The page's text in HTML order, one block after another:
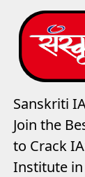
Sanskriti
Join the
to Crack
Institute in